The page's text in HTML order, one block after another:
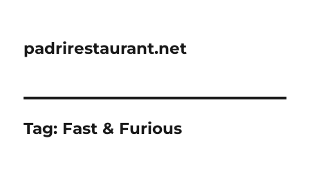
padrirestaurant.net
Tag: Fast & Furious